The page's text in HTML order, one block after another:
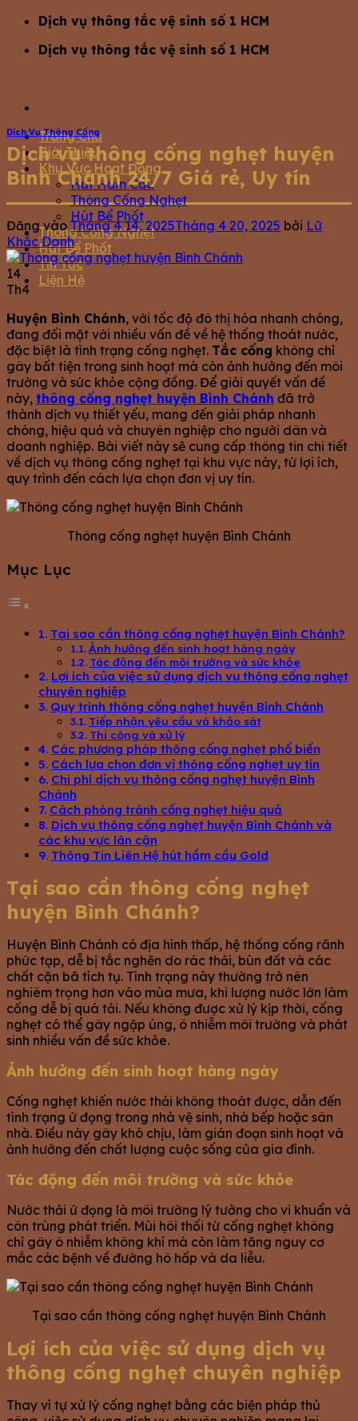
Dịch vụ thông tắc vệ sinh số 1 HCM
Dịch vụ thông tắc vệ sinh số 1 HCM
Trang Chủ
Giới Thiệu
Khu Vực Hoạt Động
Hút Hầm Cầu
Thông Cống Nghẹt
Hút Bể Phốt
Thông Cống Nghẹt
Hút Bể Phốt
Tin Tức
Liện Hệ
Dịch Vụ Thông Cống
Dịch vụ thông cống nghẹt huyện
Bình Chánh 24/7 Giá rẻ, Uy tín
Đăng vào Tháng 4 14, 2025Tháng 4 20, 2025 bởi Lữ
Khắc Danh
14
Th4
Huyện Bình Chánh, với tốc độ đô thị hóa nhanh chóng,
đang đối mặt với nhiều vấn đề về hệ thống thoát nước,
đặc biệt là tình trạng cống nghẹt. Tắc cống không chỉ
gây bất tiện trong sinh hoạt mà còn ảnh hưởng đến môi
trường và sức khỏe cộng đồng. Để giải quyết vấn đề
này, thông cống nghẹt huyện Bình Chánh đã trở
thành dịch vụ thiết yếu, mang đến giải pháp nhanh
chóng, hiệu quả và chuyên nghiệp cho người dân và
doanh nghiệp. Bài viết này sẽ cung cấp thông tin chi tiết
về dịch vụ thông cống nghẹt tại khu vực này, từ lợi ích,
quy trình đến cách lựa chọn đơn vị uy tín.
Thông cống nghẹt huyện Bình Chánh
Mục Lục
Tại sao cần thông cống nghẹt huyện Bình Chánh?
Ảnh hưởng đến sinh hoạt hàng ngày
Tác động đến môi trường và sức khỏe
Lợi ích của việc sử dụng dịch vụ thông cống nghẹt
chuyên nghiệp
Quy trình thông cống nghẹt huyện Bình Chánh
Tiếp nhận yêu cầu và khảo sát
Thi công và xử lý
Các phương pháp thông cống nghẹt phổ biến
Cách lựa chọn đơn vị thông cống nghẹt uy tín
Chi phí dịch vụ thông cống nghẹt huyện Bình
Chánh
Cách phòng tránh cống nghẹt hiệu quả
Dịch vụ thông cống nghẹt huyện Bình Chánh và
các khu vực lân cận
Thông Tin Liên Hệ hút hầm cầu Gold
Tại sao cần thông cống nghẹt
huyện Bình Chánh?
Huyện Bình Chánh có địa hình thấp, hệ thống cống rãnh
phức tạp, dễ bị tắc nghẽn do rác thải, bùn đất và các
chất cặn bã tích tụ. Tình trạng này thường trở nên
nghiêm trọng hơn vào mùa mưa, khi lượng nước lớn làm
cống dễ bị quá tải. Nếu không được xử lý kịp thời, cống
nghẹt có thể gây ngập úng, ô nhiễm môi trường và phát
sinh nhiều vấn đề sức khỏe.
Ảnh hưởng đến sinh hoạt hàng ngày
Cống nghẹt khiến nước thải không thoát được, dẫn đến
tình trạng ứ đọng trong nhà vệ sinh, nhà bếp hoặc sân
nhà. Điều này gây khó chịu, làm gián đoạn sinh hoạt và
ảnh hưởng đến chất lượng cuộc sống của gia đình.
Tác động đến môi trường và sức khỏe
Nước thải ứ đọng là môi trường lý tưởng cho vi khuẩn và
côn trùng phát triển. Mùi hôi thối từ cống nghẹt không
chỉ gây ô nhiễm không khí mà còn làm tăng nguy cơ
mắc các bệnh về đường hô hấp và da liễu.
Tại sao cần thông cống nghẹt huyện Bình Chánh
Lợi ích của việc sử dụng dịch vụ
thông cống nghẹt chuyên nghiệp
Thay vì tự xử lý cống nghẹt bằng các biện pháp thủ